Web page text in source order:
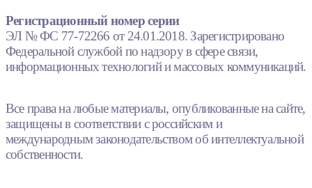
Регистрационный номер серии
ЭЛ № ФС 77-72266 от 24.01.2018. Зарегистрировано
Федеральной службой по надзору в сфере связи,
информационных технологий и массовых коммуникаций.
Все права на любые материалы, опубликованные на сайте,
защищены в соответствии с российским и
международным законодательством об интеллектуальной
собственности.